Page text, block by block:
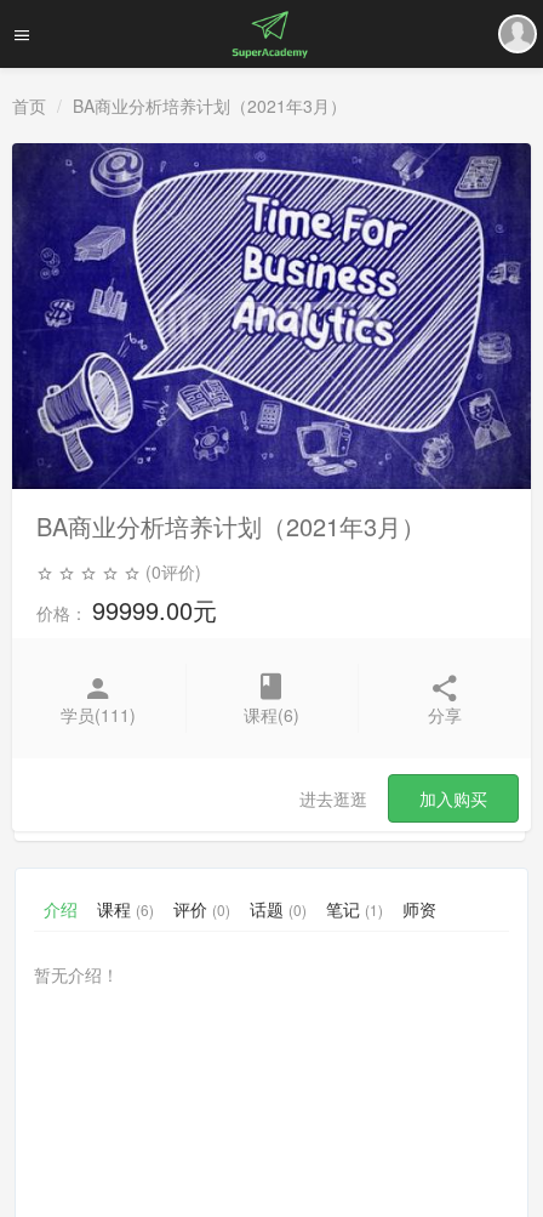
首页 BA商业分析培养计划（2021年3月）
BA商业分析培养计划（2021年3月）
(0评价)
价格： 99999.00元
学员(111) 课程(6) 分享
进去逛逛 加入购买
介绍 课程 (6) 评价 (0) 话题 (0) 笔记 (1) 师资
暂无介绍！